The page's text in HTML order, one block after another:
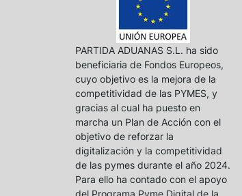
PARTIDA ADUANAS S.L. ha sido
beneficiaria de Fondos Europeos,
cuyo objetivo es la mejora de la
competitividad de las PYMES, y
gracias al cual ha puesto en
marcha un Plan de Acción con el
objetivo de reforzar la
digitalización y la competitividad
de las pymes durante el año 2024.
Para ello ha contado con el apoyo